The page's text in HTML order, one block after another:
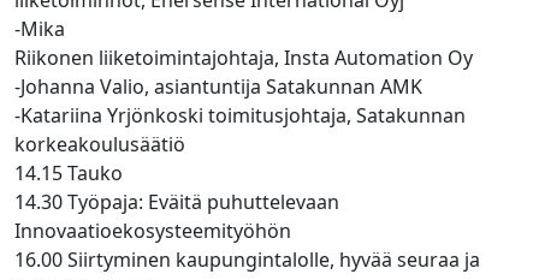
-Mika
Riikonen liiketoimintajohtaja, Insta Automation Oy​
-Johanna Valio, asiantuntija Satakunnan AMK
-Katariina Yrjönkoski toimitusjohtaja​, Satakunnan
korkeakoulusäätiö
14.15 Tauko
14.30 Työpaja: Eväitä puhuttelevaan
Innovaatioekosysteemityöhön​
16.00 Siirtyminen kaupungintalolle, hyvää seuraa ja